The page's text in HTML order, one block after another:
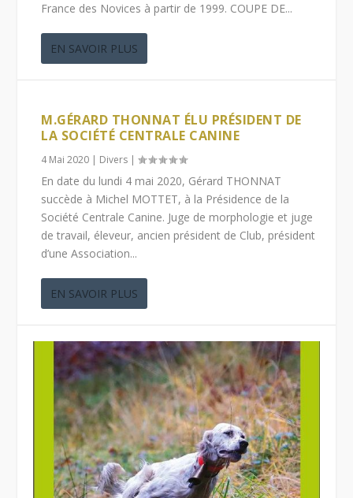
France des Novices à partir de 1999. COUPE DE...
EN SAVOIR PLUS
M.GÉRARD THONNAT ÉLU PRÉSIDENT DE
LA SOCIÉTÉ CENTRALE CANINE
4 Mai 2020 | Divers |
En date du lundi 4 mai 2020, Gérard THONNAT
succède à Michel MOTTET, à la Présidence de la
Société Centrale Canine. Juge de morphologie et juge
de travail, éleveur, ancien président de Club, président
d’une Association...
EN SAVOIR PLUS